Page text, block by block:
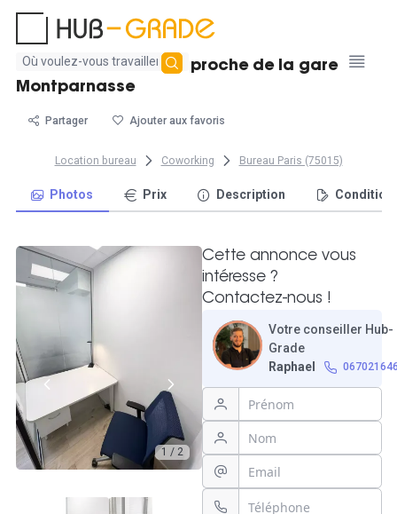
Aucun
résultat
Bureau fermé de 4m² proche de la gare
Montparnasse
Partager Ajouter aux favoris
Location bureau Coworking Bureau Paris (75015)
Photos Prix Description
1 / 2
Cette annonce vous
intéresse ?
Contactez-nous !
Votre conseiller Hub-
Grade
Raphael